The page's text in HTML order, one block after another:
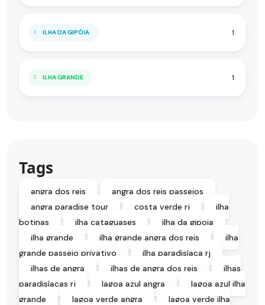
ILHA DA GIPÓIA 1
ILHA GRANDE 1
Tags
angra dos reis
angra dos reis passeios
angra paradise tour
costa verde rj
ilha
botinas
ilha cataguases
ilha da gipoia
ilha grande
ilha grande angra dos reis
ilha
grande passeio privativo
ilha paradisíaca rj
ilhas de angra
ilhas de angra dos reis
ilhas
paradisíacas rj
lagoa azul angra
lagoa azul ilha
grande
lagoa verde angra
lagoa verde ilha